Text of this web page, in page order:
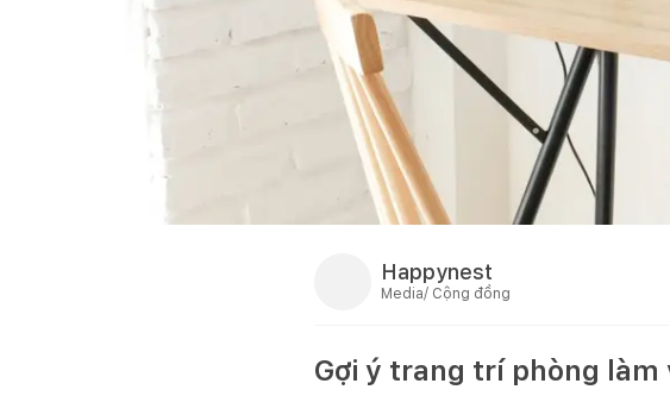
Happynest
Media/ Cộng đồng
Gợi ý trang trí phòng